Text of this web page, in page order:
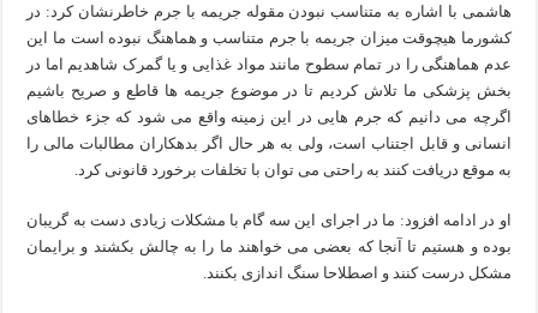
هاشمی با اشاره به متناسب نبودن مقوله جریمه با جرم خاطرنشان کرد: در
کشورما هیچوقت میزان جریمه با جرم متناسب و هماهنگ نبوده است ما این
عدم هماهنگی را در تمام سطوح مانند مواد غذایی و یا گمرک شاهدیم اما در
بخش پزشکی ما تلاش کردیم تا در موضوع جریمه ها قاطع و صریح باشیم
اگرچه می دانیم که جرم هایی در این زمینه واقع می شود که جزء خطاهای
انسانی و قابل اجتناب است، ولی به هر حال اگر بدهکاران مطالبات مالی را
به موقع دریافت کنند به راحتی می توان با تخلفات برخورد قانونی کرد.
او در ادامه افزود: ما در اجرای این سه گام با مشکلات زیادی دست به گریبان
بوده و هستیم تا آنجا که بعضی می خواهند ما را به چالش بکشند و برایمان
مشکل درست کنند و اصطلاحا سنگ اندازی بکنند.